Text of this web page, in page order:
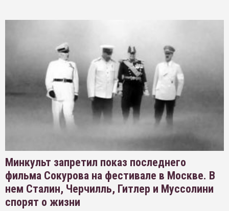
Минкульт запретил показ последнего
фильма Сокурова на фестивале в Москве. В
нем Сталин, Черчилль, Гитлер и Муссолини
спорят о жизни